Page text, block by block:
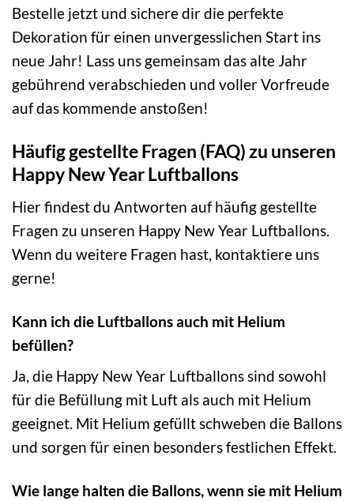
Bestelle jetzt und sichere dir die perfekte
Dekoration für einen unvergesslichen Start ins
neue Jahr! Lass uns gemeinsam das alte Jahr
gebührend verabschieden und voller Vorfreude
auf das kommende anstoßen!
Häufig gestellte Fragen (FAQ) zu unseren
Happy New Year Luftballons
Hier findest du Antworten auf häufig gestellte
Fragen zu unseren Happy New Year Luftballons.
Wenn du weitere Fragen hast, kontaktiere uns
gerne!
Kann ich die Luftballons auch mit Helium
befüllen?
Ja, die Happy New Year Luftballons sind sowohl
für die Befüllung mit Luft als auch mit Helium
geeignet. Mit Helium gefüllt schweben die Ballons
und sorgen für einen besonders festlichen Effekt.
Wie lange halten die Ballons, wenn sie mit Helium